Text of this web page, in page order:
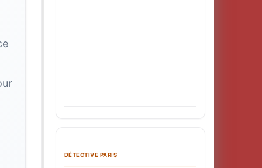
DÉTECTIVE PARIS